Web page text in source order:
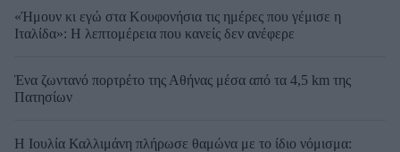
«Ήμουν κι εγώ στα Κουφονήσια τις ημέρες που γέμισε η
Ιταλίδα»: Η λεπτομέρεια που κανείς δεν ανέφερε
Ένα ζωντανό πορτρέτο της Αθήνας μέσα από τα 4,5 km της
Πατησίων
Η Ιουλία Καλλιμάνη πλήρωσε θαμώνα με το ίδιο νόμισμα: